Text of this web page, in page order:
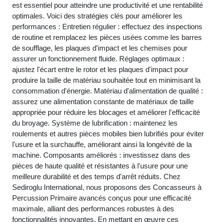
est essentiel pour atteindre une productivité et une rentabilité
optimales. Voici des stratégies clés pour améliorer les
performances : Entretien régulier : effectuez des inspections
de routine et remplacez les pièces usées comme les barres
de soufflage, les plaques d'impact et les chemises pour
assurer un fonctionnement fluide. Réglages optimaux :
ajustez l'écart entre le rotor et les plaques d'impact pour
produire la taille de matériau souhaitée tout en minimisant la
consommation d'énergie. Matériau d'alimentation de qualité :
assurez une alimentation constante de matériaux de taille
appropriée pour réduire les blocages et améliorer l'efficacité
du broyage. Système de lubrification : maintenez les
roulements et autres pièces mobiles bien lubrifiés pour éviter
l'usure et la surchauffe, améliorant ainsi la longévité de la
machine. Composants améliorés : investissez dans des
pièces de haute qualité et résistantes à l'usure pour une
meilleure durabilité et des temps d'arrêt réduits. Chez
Sediroglu International, nous proposons des Concasseurs à
Percussion Primaire avancés conçus pour une efficacité
maximale, alliant des performances robustes à des
fonctionnalités innovantes. En mettant en œuvre ces